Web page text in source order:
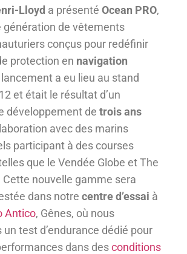
Lloyd a présenté Ocean PRO,
génération de vêtements
conçus pour redéfinir
protection en navigation
a eu lieu au stand
et était le résultat d’un
développement de trois ans
avec des marins
participant à des courses
que le Vendée Globe et The
Cette nouvelle gamme sera
dans notre centre d’essai à
Antico, Gênes, où nous
test d’endurance dédié pour
dans desconditions